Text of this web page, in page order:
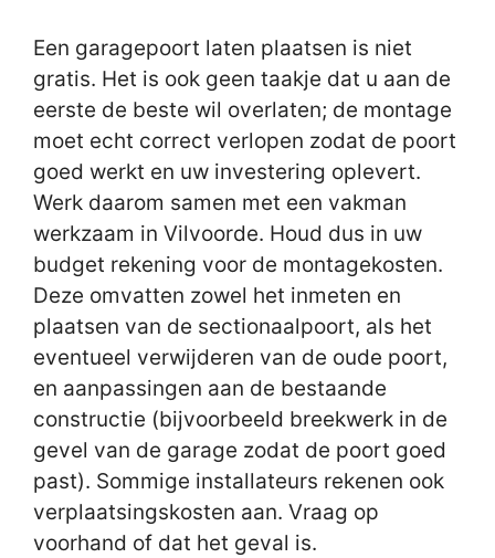
Een garagepoort laten plaatsen is niet
gratis. Het is ook geen taakje dat u aan de
eerste de beste wil overlaten; de montage
moet echt correct verlopen zodat de poort
goed werkt en uw investering oplevert.
Werk daarom samen met een vakman
werkzaam in Vilvoorde. Houd dus in uw
budget rekening voor de montagekosten.
Deze omvatten zowel het inmeten en
plaatsen van de sectionaalpoort, als het
eventueel verwijderen van de oude poort,
en aanpassingen aan de bestaande
constructie (bijvoorbeeld breekwerk in de
gevel van de garage zodat de poort goed
past). Sommige installateurs rekenen ook
verplaatsingskosten aan. Vraag op
voorhand of dat het geval is.